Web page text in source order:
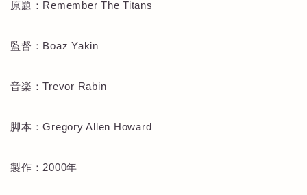
原題：Remember The Titans
監督：Boaz Yakin
音楽：Trevor Rabin
脚本：Gregory Allen Howard
製作：2000年